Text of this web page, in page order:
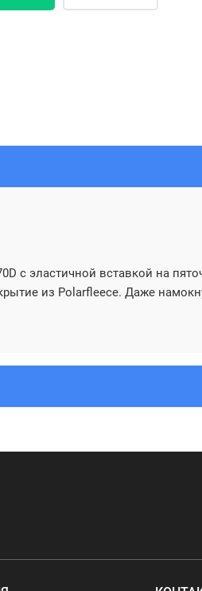
с эластичной вставкой на
из Polarfleece. Даже